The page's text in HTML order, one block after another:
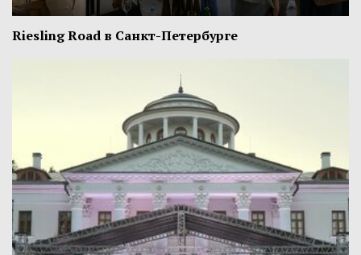
Riesling Road в Санкт-Петербурге